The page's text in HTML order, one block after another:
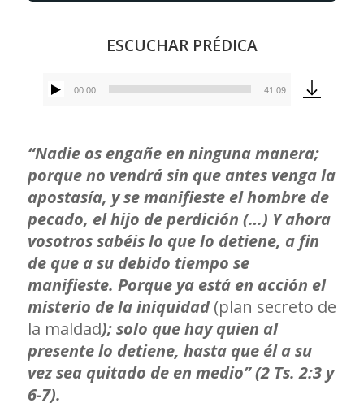
ESCUCHAR PRÉDICA
Reproductor
audio
00:00 41:09
“Nadie os engañe en ninguna manera;
porque no vendrá sin que antes venga la
apostasía, y se manifieste el hombre de
pecado, el hijo de perdición (…) Y ahora
vosotros sabéis lo que lo detiene, a fin
de que a su debido tiempo se
manifieste. Porque ya está en acción el
misterio de la iniquidad(plan secreto de
la maldad); solo que hay quien al
presente lo detiene, hasta que él a su
vez sea quitado de en medio” (2 Ts. 2:3 y
6-7).